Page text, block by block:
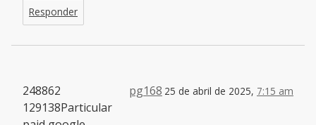
Responder
pg168 25 de abril de 2025, 7:15 am
248862
129138Particular